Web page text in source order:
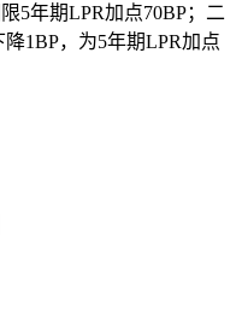
5年期LPR加点70BP；二
1BP，为5年期LPR加点